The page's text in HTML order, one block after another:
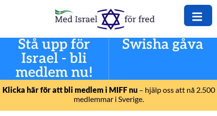
Stå upp för
Israel - bli
medlem nu!
Swisha gåva
Klicka här för att bli medlem i MIFF nu– hjälp oss att nå 2.500
medlemmar i Sverige.